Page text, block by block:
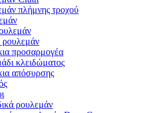
πλήμνης τροχού
ρουλεμάν
προσαρμογέα
κλειδώματος
απόσυρσης
ρουλεμάν